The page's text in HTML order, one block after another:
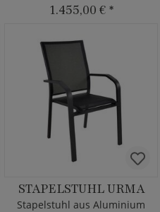
1.455,00 € *
STAPELSTUHL URMA
Stapelstuhl aus Aluminium